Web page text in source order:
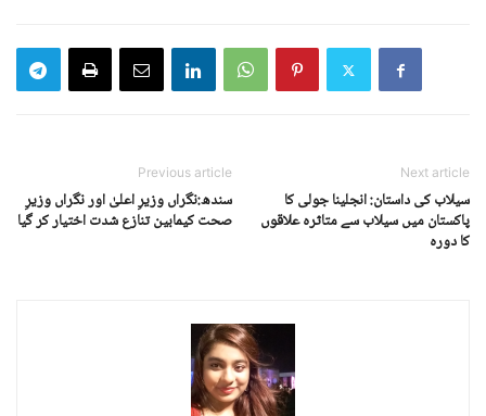
Previous article
سندھ:نگراں وزیرِ اعلیٰ اور نگراں وزیرِ
صحت کیمابین تنازع شدت اختیار کر گیا
Next article
سیلاب کی داستان: انجلینا جولی کا
پاکستان میں سیلاب سے متاثرہ علاقوں
کا دورہ